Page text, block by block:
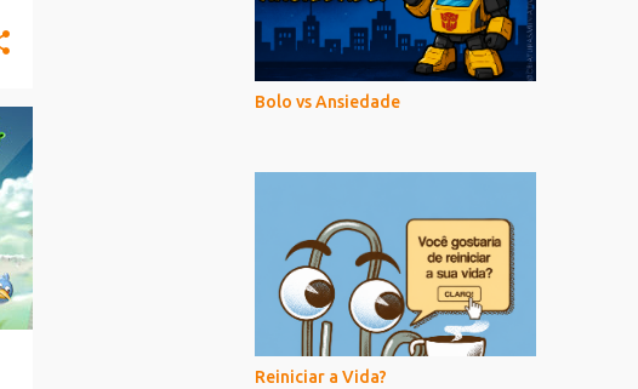
Bolo vs Ansiedade
Reiniciar a Vida?